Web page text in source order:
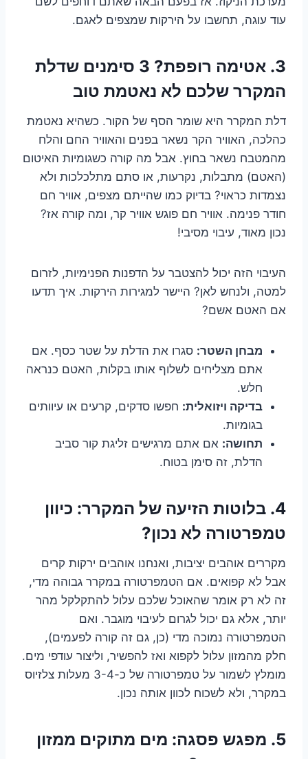
עוד עוגה, תחשבו על הירקות שמצפים לאגם.
3. אטימה רופפת? 3 סימנים שדלת
המקרר שלכם לא נאטמת טוב
דלת המקרר היא שומר הסף של הקור. כשהיא נאטמת
כהלכה, האוויר הקר נשאר בפנים והאוויר החם והלח
מהמטבח נשאר בחוץ. אבל מה קורה כשגומיות האיטום
(האטם) מתבלות, נקרעות, או סתם מתלכלכות ולא
נצמדות כראוי? בדיוק כמו שהייתם מצפים, אוויר חם
חודר פנימה. אוויר חם פוגש אוויר קר, ומה קורה אז?
נכון מאוד, עיבוי מסיבי!
העיבוי הזה יכול להצטבר על הדפנות הפנימיות, לזרום
למטה, ולנחש לאן? היישר למגירות הירקות. איך תדעו
אם האטם אשם?
מבחן השטר: סגרו את הדלת על שטר כסף. אם
אתם מצליחים לשלוף אותו בקלות, האטם כנראה
חלש.
בדיקה ויזואלית: חפשו סדקים, קרעים או עיוותים
בגומיות.
תחושה: אם אתם מרגישים זליגת קור סביב
הדלת, זה סימן בטוח.
4. בלוטות הזיעה של המקרר: כיוון
טמפרטורה לא נכון?
מקררים אוהבים יציבות, ואנחנו אוהבים ירקות קרים
אבל לא קפואים. אם הטמפרטורה במקרר גבוהה מדי,
זה לא רק אומר שהאוכל שלכם עלול להתקלקל מהר
יותר, אלא גם יכול לגרום לעיבוי מוגבר. ואם
הטמפרטורה נמוכה מדי (כן, גם זה קורה לפעמים),
חלק מהמזון עלול לקפוא ואז להפשיר, וליצור עודפי מים.
מומלץ לשמור על טמפרטורה של כ-3-4 מעלות צלזיוס
במקרר, ולא לשכוח לכוון אותה נכון.
5. מפגש פסגה: מים מתוקים ממזון